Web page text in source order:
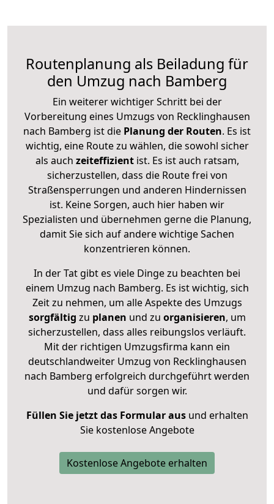
Routenplanung als Beiladung für
den Umzug nach Bamberg
Ein weiterer wichtiger Schritt bei der
Vorbereitung eines Umzugs von Recklinghausen
nach Bamberg ist die Planung der Routen. Es ist
wichtig, eine Route zu wählen, die sowohl sicher
als auch zeiteffizientist. Es ist auch ratsam,
sicherzustellen, dass die Route frei von
Straßensperrungen und anderen Hindernissen
ist. Keine Sorgen, auch hier haben wir
Spezialisten und übernehmen gerne die Planung,
damit Sie sich auf andere wichtige Sachen
konzentrieren können.
In der Tat gibt es viele Dinge zu beachten bei
einem Umzug nach Bamberg. Es ist wichtig, sich
Zeit zu nehmen, um alle Aspekte des Umzugs
sorgfältig zu planen und zu organisieren, um
sicherzustellen, dass alles reibungslos verläuft.
Mit der richtigen Umzugsfirma kann ein
deutschlandweiter Umzug von Recklinghausen
nach Bamberg erfolgreich durchgeführt werden
und dafür sorgen wir.
Füllen Sie jetzt das Formular ausund erhalten
Sie kostenlose Angebote
Kostenlose Angebote erhalten